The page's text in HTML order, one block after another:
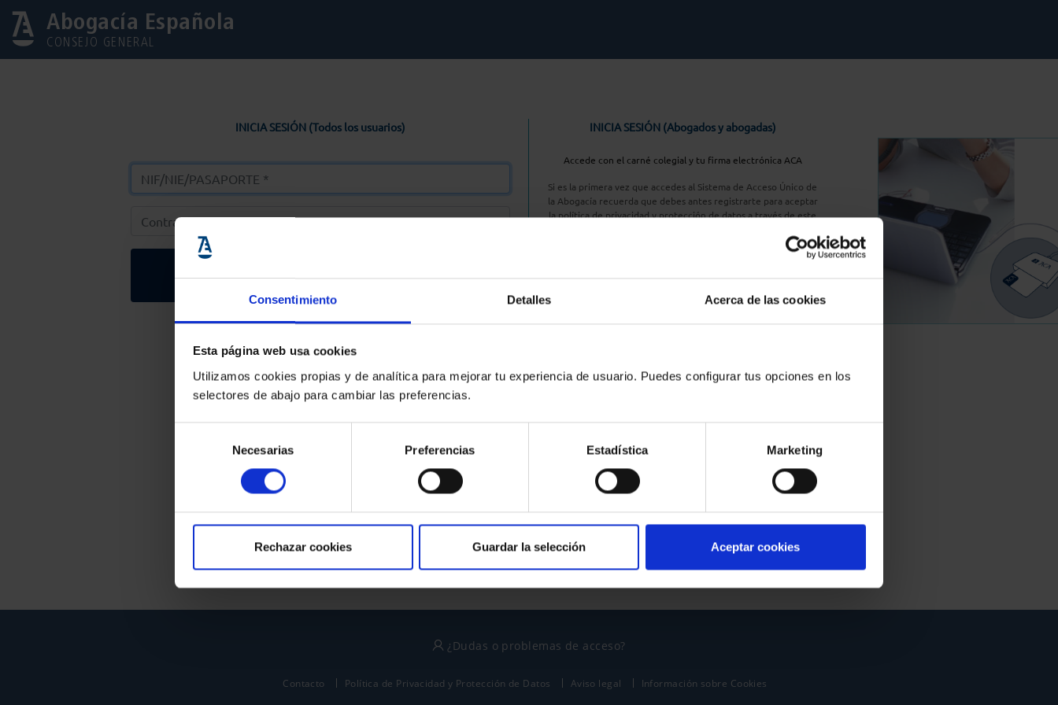
Consentimiento Detalles Acerca de las cookies
Esta página web usa cookies
Utilizamos cookies propias y de analítica para mejorar tu experiencia de usuario. Puedes configurar tus opciones en los
selectores de abajo para cambiar las preferencias.
consentimiento
Necesarias Preferencias Estadística Marketing
Rechazar cookies Guardar la selección Aceptar cookies
Abogacía Española
CONSEJO GENERAL
INICIA SESIÓN (Todos los usuarios)
Entrar
Solicitar Contraseña
INICIA SESIÓN (Abogados y abogadas)
Accede con el carné colegial y tu firma electrónica ACA
Si es la primera vez que accedes al Sistema de Acceso Único de
la Abogacía recuerda que debes antes registrarte para aceptar
la política de privacidad y protección de datos a través de este
Entrar con ACA Plus
¿No tienes cuenta?
política de privacidad
y términos del servicio
¿Dudas o problemas de acceso?
Contacto Política de Privacidad y Protección de Datos Aviso legal Información sobre Cookies